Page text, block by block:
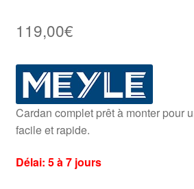
119,00€
Cardan complet prêt à monter pour
facile et rapide.
Délai: 5 à 7 jours